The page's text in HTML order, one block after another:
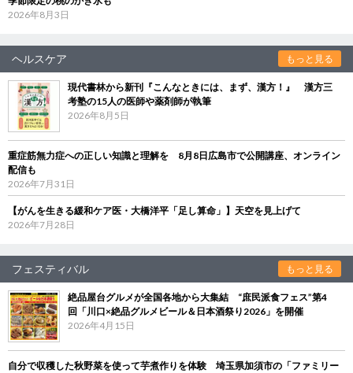
2026年8月3日
ヘルスケア もっと見る
現代書林から新刊『こんなときには、まず、漢方！』 漢方三
考塾の15人の医師や薬剤師が執筆
2026年8月5日
重症筋無力症への正しい知識と理解を 8月8日広島市で公開講座、オンライン
配信も
2026年7月31日
【がんを生きる緩和ケア医・大橋洋平「足し算命」】天空を見上げて
2026年7月28日
フェスティバル もっと見る
絶品屋台グルメが全国各地から大集結 “庶民派食フェス”第4
回「川口×絶品グルメビール＆日本酒祭り2026」を開催
2026年4月15日
自分で収穫した秋野菜を使って芋煮作りを体験 埼玉県加須市の「ファミリー